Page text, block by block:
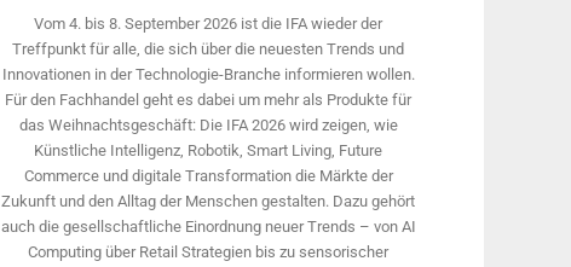
Vom 4. bis 8. September 2026 ist die IFA wieder der
Treffpunkt für alle, die sich über die neuesten Trends und
Innovationen in der Technologie-­Branche informieren wollen.
Für den Fachhandel geht es dabei um mehr als Produkte für
das Weihnachtsgeschäft: Die IFA 2026 wird ­zeigen, wie
Künstliche Intelligenz, Robotik, Smart Living, Future
Commerce und digitale Trans­formation die Märkte der
Zukunft und den Alltag der Menschen gestalten. Dazu gehört
auch die gesellschaftliche Einordnung neuer Trends – von AI
Computing über Retail Strategien bis zu sensorischer